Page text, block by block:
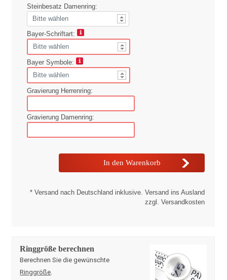
Steinbesatz Damenring:
Bayer-Schriftart:
Bayer Symbole:
Gravierung Herrenring:
Gravierung Damenring:
* Versand nach Deutschland inklusive. Versand ins Ausland
zzgl. Versandkosten
Ringgröße berechnen
Berechnen Sie die gewünschte
Ringgröße